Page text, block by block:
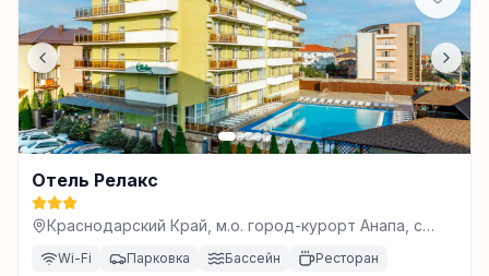
Отель Релакс
Краснодарский Край, м.о. город-курорт Анапа, с
Витязево, проезд Ориона, д. 3, стр. 1, Витязево
Wi-Fi Парковка Бассейн Ресторан